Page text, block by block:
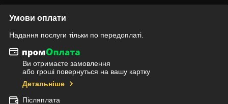
Умови оплати
Надання послуги тільки по передоплаті.
Ви отримаєте замовлення
або гроші повернуться на вашу картку
Детальніше
Післяплата